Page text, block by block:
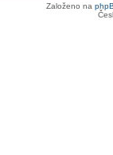
Založeno na